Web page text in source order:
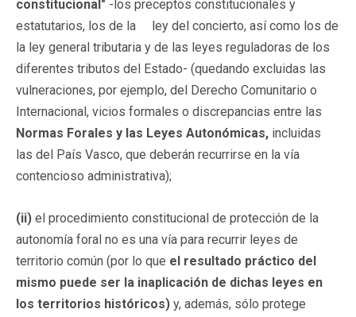
constitucional" -los preceptos constitucionales y
estatutarios, los de la ley del concierto, así como los de
la ley general tributaria y de las leyes reguladoras de los
diferentes tributos del Estado- (quedando excluidas las
vulneraciones, por ejemplo, del Derecho Comunitario o
Internacional, vicios formales o discrepancias entre las
Normas Forales y las Leyes Autonómicas, incluidas
las del País Vasco, que deberán recurrirse en la vía
contencioso administrativa);
(ii) el procedimiento constitucional de protección de la
autonomía foral no es una vía para recurrir leyes de
territorio común (por lo que el resultado práctico del
mismo puede ser la inaplicación de dichas leyes en
los territorios históricos) y, además, sólo protege